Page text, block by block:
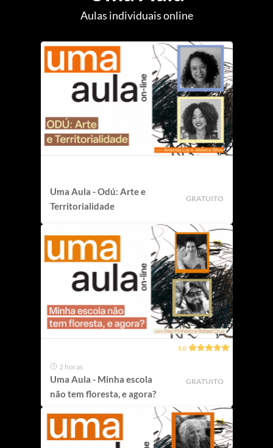
Aulas individuais online
Uma Aula - Odú: Arte e
Territorialidade
GRATUITO
5.0
2 horas
Uma Aula - Minha escola
não tem floresta, e agora?
GRATUITO